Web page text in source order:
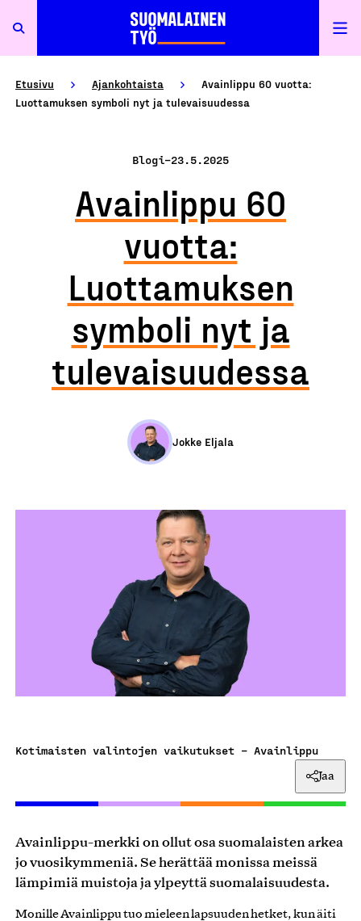
Etusivu Ajankohtaista
Avainlippu 60 vuotta:
Luottamuksen symboli nyt ja tulevaisuudessa
Blogi–23.5.2025
Avainlippu 60
vuotta:
Luottamuksen
symboli nyt ja
tulevaisuudessa
Jokke Eljala
Kotimaisten valintojen vaikutukset – Avainlippu
Jaa
Avainlippu-merkki on ollut osa suomalaisten arkea
jo vuosikymmeniä. Se herättää monissa meissä
lämpimiä muistoja ja ylpeyttä suomalaisuudesta.
Monille Avainlippu tuo mieleen lapsuuden hetket, kun äiti